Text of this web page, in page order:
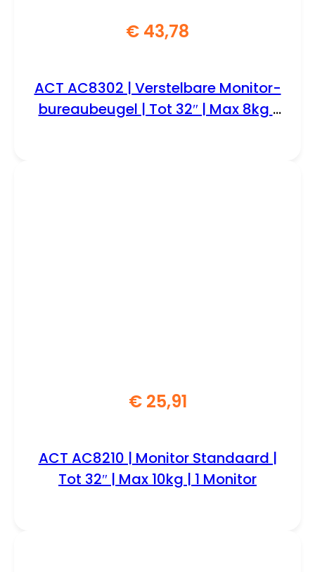
€ 43,78
ACT AC8302 | Verstelbare Monitor-
bureaubeugel | Tot 32″ | Max 8kg |
€25,91
ACT AC8210 | Monitor Standaard |
Tot 32″ | Max 10kg | 1 Monitor